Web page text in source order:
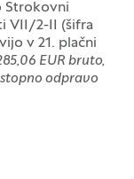
Strokovni
VII/2-II (šifra
v 21. plačni
EUR bruto,
odpravo